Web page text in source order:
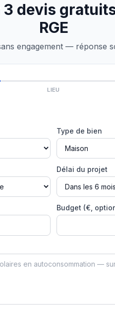
3 devis
RGE
engagement — réponse
LIEU
Type de bien
Délai du projet
Budget (€,